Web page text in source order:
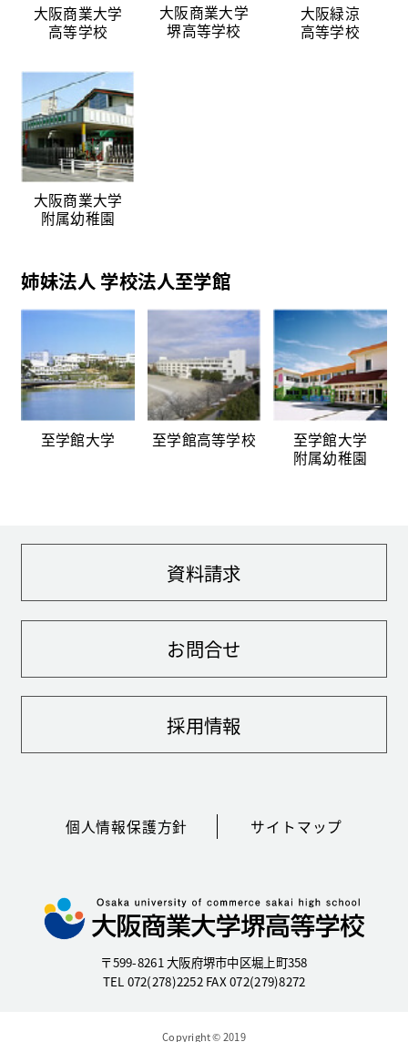
大阪商業大学
高等学校
大阪商業大学
堺高等学校
大阪緑涼
高等学校
大阪商業大学
附属幼稚園
姉妹法人 学校法人至学館
至学館大学 至学館高等学校
至学館大学
附属幼稚園
個人情報保護方針 サイトマップ
資料請求
お問合せ
採用情報
〒599-8261 大阪府堺市中区堀上町358
TEL 072(278)2252 FAX 072(279)8272
Copyright © 2019